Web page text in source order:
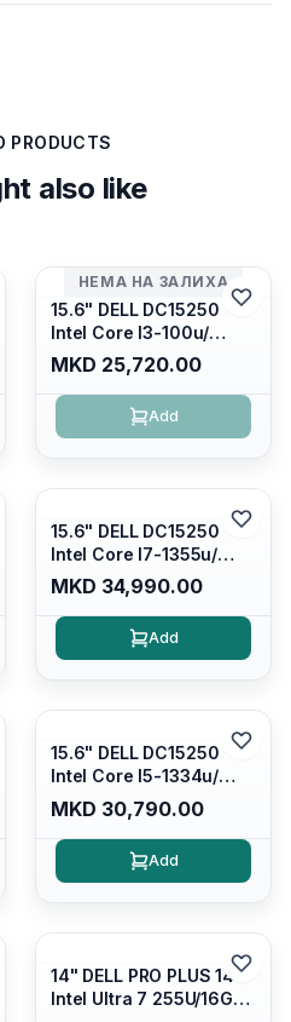
PRODUCTS
also like
НЕМА НА ЗАЛИХА
15.6" DELL DC15250
Intel Core I3-100u/
16GB DDR4/ 512GB SSD
M.2/ Iris Xe Graphics/
120Hz Anti-glare LED
Display/ Backlit Kb/
MKD 25,720.00
Add
15.6" DELL DC15250
Intel Core I7-1355u/
16GB DDR4 / 512GB SSD
M.2 2230/ Intel UHD
Graphics/ 120Hz Anti-
glare FULLHD LED
MKD 34,990.00
Add
15.6" DELL DC15250
Intel Core I5-1334u/
16GB DDR4 (1x16gb
2666mhz)/ 512GB SSD
M.2 Nvme/ Intel UHD
Graphics/ 120Hz Anti-
MKD 30,790.00
Add
14" DELL PRO PLUS 14
Intel Ultra 7 255U/16GB